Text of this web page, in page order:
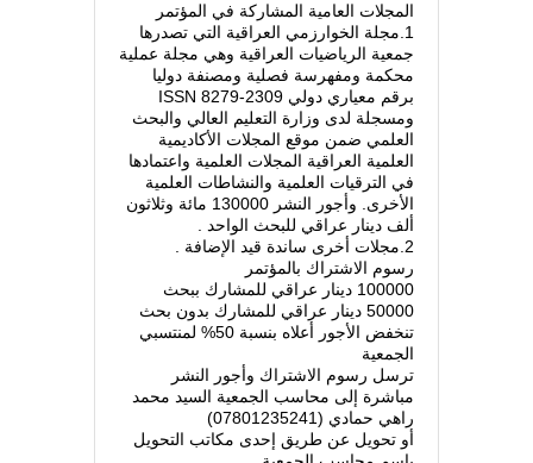
المجلات العامية المشاركة في المؤتمر
1.مجلة الخوارزمي العراقية التي تصدرها
جمعية الرياضيات العراقية وهي مجلة عملية
محكمة ومفهرسة فصلية ومصنفة دوليا
برقم معياري دولي ISSN 8279-2309
ومسجلة لدى وزارة التعليم العالي والبحث
العلمي ضمن موقع المجلات الأكاديمية
العلمية العراقية المجلات العلمية واعتمادها
في الترقيات العلمية والنشاطات العلمية
الأخرى. وأجور النشر 130000 مائة وثلاثون
ألف دينار عراقي للبحث الواحد .
2.مجلات أخرى ساندة قيد الإضافة .
رسوم الاشتراك بالمؤتمر
100000 دينار عراقي للمشارك ببحث
50000 دينار عراقي للمشارك بدون بحث
تنخفض الأجور أعلاه بنسبة 50% لمنتسبي
الجمعية
ترسل رسوم الاشتراك وأجور النشر
مباشرة إلى محاسب الجمعية السيد محمد
راهي حمادي (07801235241)
أو تحويل عن طريق إحدى مكاتب التحويل